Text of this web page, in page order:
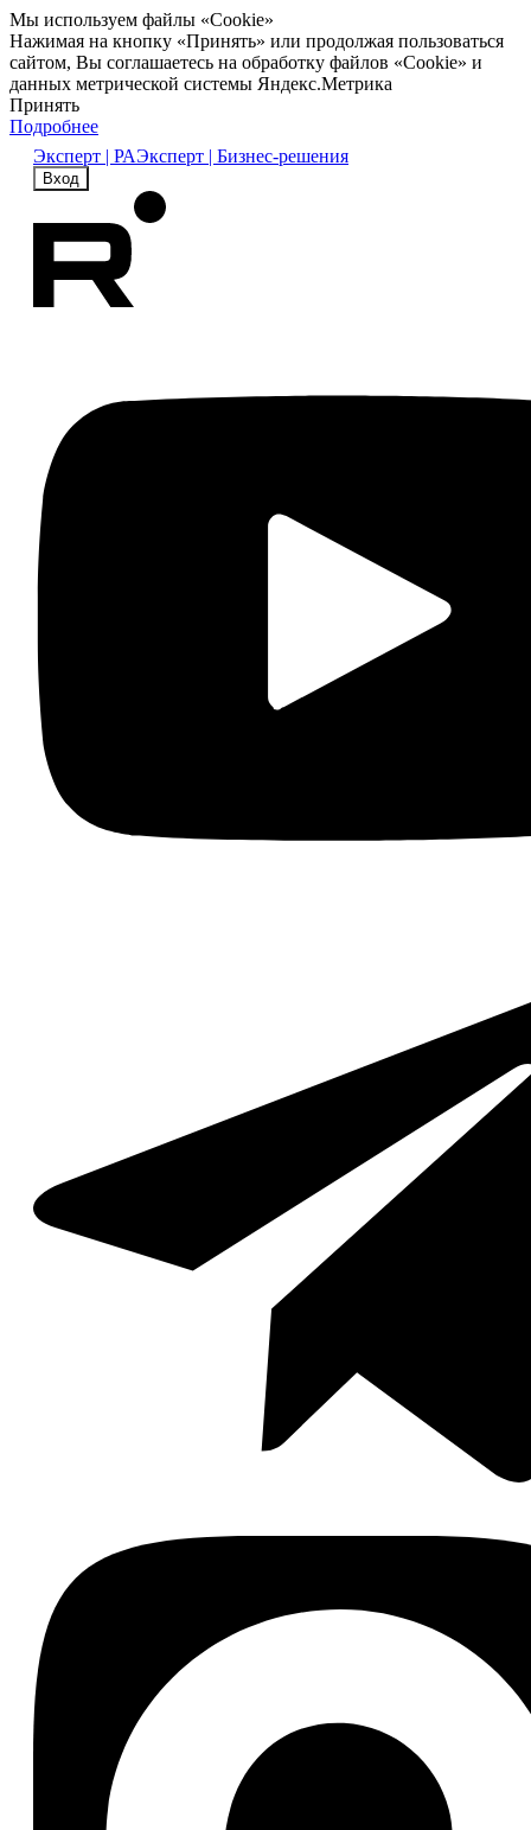
Мы используем файлы «Cookie»
Нажимая на кнопку «Принять» или продолжая пользоваться
сайтом, Вы соглашаетесь на обработку файлов «Cookie» и
данных метрической системы Яндекс.Метрика
Принять
Подробнее
Эксперт | РАЭксперт | Бизнес-решения
Вход